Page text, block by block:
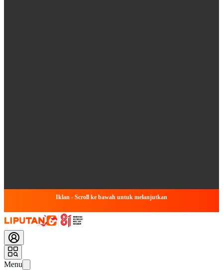
Iklan - Scroll ke bawah untuk melanjutkan
Menu